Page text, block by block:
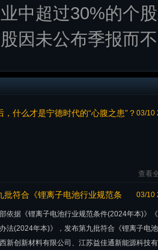
中超过30%的个
因未公布季报而
03/10
什么才是宁德时代的“心腹之患”？
查看
03/10
批符合《锂离子电池行业规范条
依据《锂离子电池行业规范条件(2024年本)》
法(2024年本)》，发布第九批符合《锂离子电
新创新材料有限公司、江苏益佳通新能源科技